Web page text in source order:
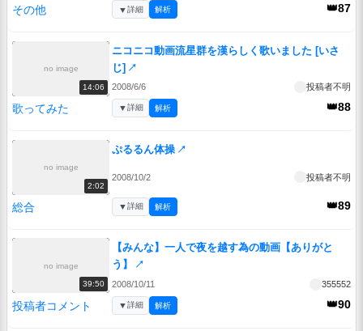
その他 👑87
▼詳細 解析
no image
14:06
ニコニコ動画流星群を漢らしく歌いました [いさ
じ] ↗
2008/6/6 投稿者不明
歌ってみた 👑88
▼詳細 解析
no image
2:02
ぷるるん体操 ↗
2008/10/2 投稿者不明
総合 👑89
▼詳細 解析
no image
39:50
【みんな】一人で夜を越す為の動画【ありがと
う】
↗
2008/10/11 355552
投稿者コメント 👑90
▼詳細 解析